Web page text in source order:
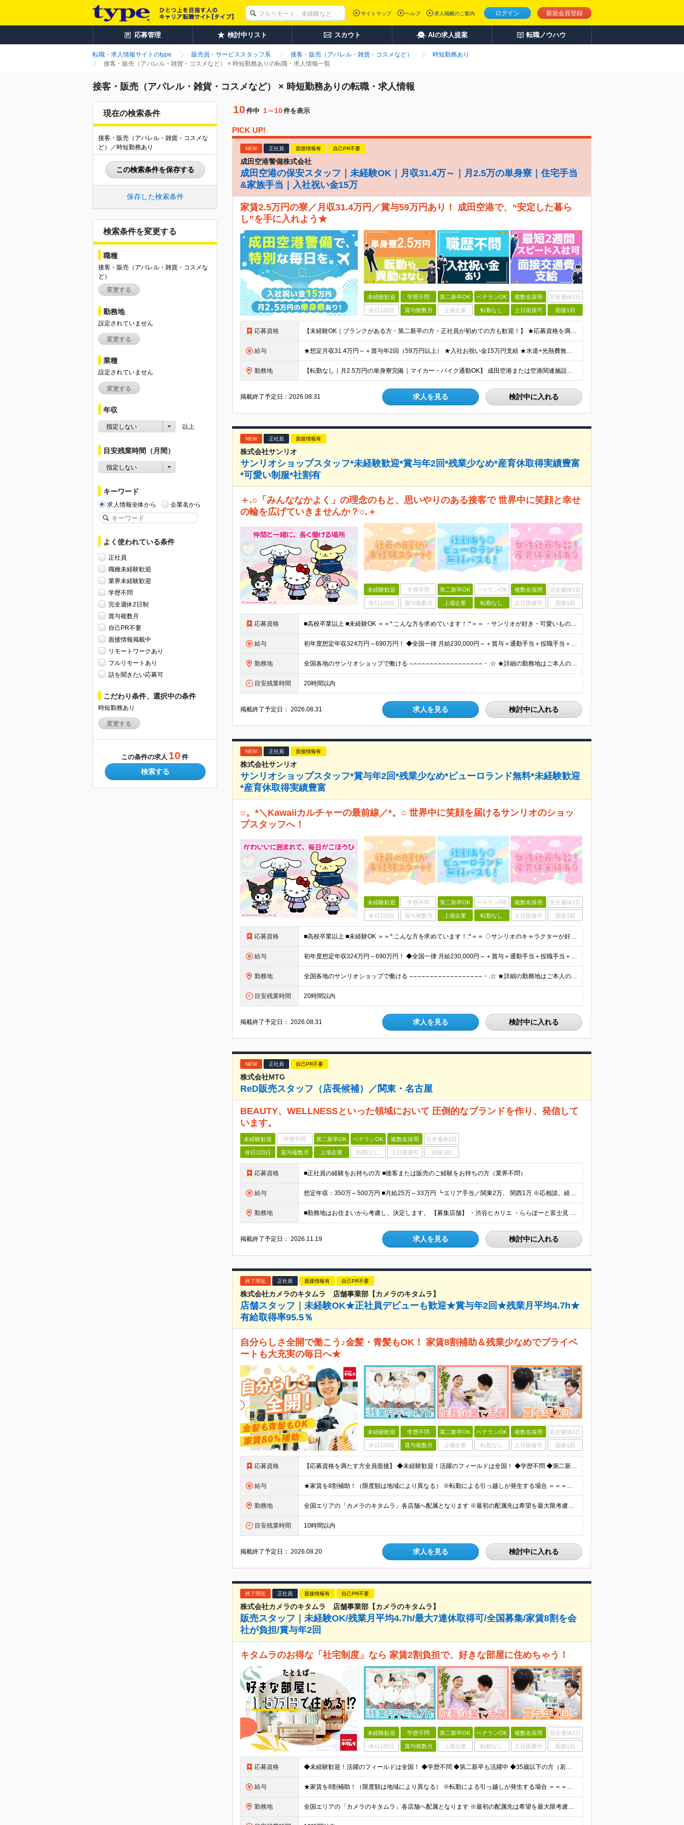
ログイン 新規会員登録
サイトマップ ヘルプ 求人掲載のご案内
応募管理 検討中リスト スカウト AIの求人提案 転職ノウハウ
転職・求人情報サイトのtype 販売員・サービススタッフ系 接客・販売（アパレル・雑貨・コスメなど）
時短勤務あり
接客・販売（アパレル・雑貨・コスメなど） × 時短勤務ありの転職・求人情報一覧
接客・販売（アパレル・雑貨・コスメなど） × 時短勤務ありの転職・求人情報
現在の検索条件
接客・販売（アパレル・雑貨・コスメな
ど）／時短勤務あり
この検索条件を保存する
保存した検索条件
検索条件を変更する
職種
接客・販売（アパレル・雑貨・コスメな
ど）
変更する
勤務地
設定されていません
変更する
業種
設定されていません
変更する
年収
指定しない 以上
目安残業時間（月間）
指定しない
キーワード
求人情報全体から 企業名から
よく使われている条件
正社員
職種未経験歓迎
業界未経験歓迎
学歴不問
完全週休2日制
賞与複数月
自己PR不要
面接情報掲載中
リモートワークあり
フルリモートあり
話を聞きたい応募可
こだわり条件、選択中の条件
時短勤務あり
変更する
この条件の求人 10 件
検索する
10 件中 1～10件を表示
PICK UP!
NEW 正社員 面接情報有 自己PR不要
成田空港警備株式会社
成田空港の保安スタッフ｜未経験OK｜月収31.4万～｜月2.5万の単身寮｜住宅手当
&家族手当｜入社祝い金15万
家賃2.5万円の寮／月収31.4万円／賞与59万円あり！ 成田空港で、“安定した暮ら
し”を手に入れよう★
未経験歓迎 学歴不問 第二新卒OK ベテランOK 複数名採用 完全週休2日
休日120日 賞与複数月 上場企業 転勤なし 土日面接可 面接1回
応募資格 【未経験OK｜ブランクがある方・第二新卒の方・正社員が初めての方も歓迎！】 ★応募資格を満たす方は面接確約！ ★20代・30代の若手スタッフも多数活躍中！ ◎58歳以下の方（長期のキャリア形成を図る
給与 ★想定月収31.4万円～＋賞与年2回（59万円以上） ★入社お祝い金15万円支給 ★水道+光熱費無料の家賃がリーズナブルな社員寮(単身寮)あり！ ★住宅手当&家族手当あり 月給24万5000円以上(
勤務地 【転勤なし｜月2.5万円の単身寮完備｜マイカー・バイク通勤OK】 成田空港または空港関連施設での勤務となります。 お住まいや希望を考慮し、千葉市美浜区・四街道市への配属となる場合もあります。 【本社
掲載終了予定日：2026.08.31 求人を見る 検討中に入れる
NEW 正社員 面接情報有
株式会社サンリオ
サンリオショップスタッフ*未経験歓迎*賞与年2回*残業少なめ*産育休取得実績豊富
*可愛い制服*社割有
＋.○「みんななかよく」の理念のもと、思いやりのある接客で 世界中に笑顔と幸せ
の輪を広げていきませんか？○.＋
未経験歓迎 学歴不問 第二新卒OK ベテランOK 複数名採用 完全週休2日
休日120日 賞与複数月 上場企業 転勤なし 土日面接可 面接1回
応募資格 ■高校卒業以上 ■未経験OK ＝＝*:こんな方を求めています！:*＝＝ ・サンリオが好き・可愛いものが好き （「実は最近のキャラクターには詳しくない…」という方も、入社後に少しずつ覚えていければ大丈
給与 初年度想定年収324万円～690万円！ ◆全国一律 月給230,000円～＋賞与＋通勤手当＋役職手当＋時間外手当 《手当充実！》 ＊昇給/年1回 ＊賞与/年2回（7月/12月） ＊通勤手当：交通費
勤務地 全国各地のサンリオショップで働ける ⌢⌢⌢⌢⌢⌢⌢⌢⌢⌢⌢⌢⌢⌢⌢⌢⌢⌢・.☆ ★詳細の勤務地はご本人の希望と面接を通じて決定いたします。 ＼以下の募集店舗は特に積極採用中！！／ ＜東京＞ ◎SA
目安残業時間 20時間以内
掲載終了予定日：2026.08.31 求人を見る 検討中に入れる
NEW 正社員 面接情報有
株式会社サンリオ
サンリオショップスタッフ*賞与年2回*残業少なめ*ピューロランド無料*未経験歓迎
*産育休取得実績豊富
○。*＼Kawaiiカルチャーの最前線／*。○ 世界中に笑顔を届けるサンリオのショッ
プスタッフへ！
未経験歓迎 学歴不問 第二新卒OK ベテランOK 複数名採用 完全週休2日
休日120日 賞与複数月 上場企業 転勤なし 土日面接可 面接1回
応募資格 ■高校卒業以上 ■未経験OK ＝＝*:こんな方を求めています！:*＝＝ ◇サンリオのキャラクターが好きな方 ◇自分のアイデアを店舗づくりに活かしたい方 ◇仕事を通してお客さまを笑顔にしたい方 ◇キャ
給与 初年度想定年収324万円～690万円！ ◆全国一律 月給230,000円～＋賞与＋通勤手当＋役職手当＋時間外手当 《手当充実！》 ＊昇給/年1回 ＊賞与/年2回（7月/12月） ＊通勤手当：交通費
勤務地 全国各地のサンリオショップで働ける ⌢⌢⌢⌢⌢⌢⌢⌢⌢⌢⌢⌢⌢⌢⌢⌢⌢⌢・.☆ ★詳細の勤務地はご本人の希望と面接を通じて決定いたします。 【募集エリア】 関東・関西（大阪・京都）・中部・九州 ※
目安残業時間 20時間以内
掲載終了予定日：2026.08.31 求人を見る 検討中に入れる
NEW 正社員 自己PR不要
株式会社MTG
ReD販売スタッフ（店長候補）／関東・名古屋
BEAUTY、WELLNESSといった領域において 圧倒的なブランドを作り、発信して
います。
未経験歓迎 学歴不問 第二新卒OK ベテランOK 複数名採用 完全週休2日
休日120日 賞与複数月 上場企業 転勤なし 土日面接可 面接1回
応募資格 ■正社員の経験をお持ちの方 ■接客または販売のご経験をお持ちの方（業界不問）
給与 想定年収：350万～500万円 ■月給25万～33万円 ┗エリア手当／関東2万、 関西1万 ※応相談。経験や能力などを考慮し、当社規定により決定します ※3ヶ月の試用期間があります。期間中の給与・
勤務地 ■勤務地はお住まいから考慮し、決定します。 【募集店舗】 ・渋谷ヒカリエ ・ららぽーと富士見 ・亀戸エリア ・名古屋エリア ・海老名エリア ・川崎エリア ・越谷エリア ・横浜エリア ・立川エリア
掲載終了予定日：2026.11.19 求人を見る 検討中に入れる
終了間近 正社員 面接情報有 自己PR不要
株式会社カメラのキタムラ 店舗事業部【カメラのキタムラ】
店舗スタッフ｜未経験OK★正社員デビューも歓迎★賞与年2回★残業月平均4.7h★
有給取得率95.5％
自分らしさ全開で働こう♪金髪・青髪もOK！ 家賃8割補助＆残業少なめでプライベ
ートも大充実の毎日へ★
未経験歓迎 学歴不問 第二新卒OK ベテランOK 複数名採用 完全週休2日
休日120日 賞与複数月 上場企業 転勤なし 土日面接可 面接1回
応募資格 【応募資格を満たす方全員面接】 ◆未経験歓迎！活躍のフィールドは全国！ ◆学歴不問 ◆第二新卒も活躍中 ◆35歳以下の方（若年層の長期キャリア形成を図るため）
給与 ★家賃を8割補助！（限度額は地域により異なる） ※転勤による引っ越しが発生する場合 ＝＝＝＝＝＝＝＝＝＝＝＝＝＝＝＝＝＝＝＝＝＝＝ 例えば、家賃7.5万円なら6万円は会社で負担。 あなたが支払うのは、
勤務地 全国エリアの「カメラのキタムラ」各店舗へ配属となります ※最初の配属先は希望を最大限考慮した上で決定します ▼詳しい勤務地住所は下記URLをご確認ください。 https://sss.kitamur
目安残業時間 10時間以内
掲載終了予定日：2026.08.20 求人を見る 検討中に入れる
終了間近 正社員 面接情報有 自己PR不要
株式会社カメラのキタムラ 店舗事業部【カメラのキタムラ】
販売スタッフ｜未経験OK/残業月平均4.7h/最大7連休取得可/全国募集/家賃8割を会
社が負担/賞与年2回
キタムラのお得な「社宅制度」なら 家賃2割負担で、好きな部屋に住めちゃう！
未経験歓迎 学歴不問 第二新卒OK ベテランOK 複数名採用 完全週休2日
休日120日 賞与複数月 上場企業 転勤なし 土日面接可 面接1回
応募資格 ◆未経験歓迎！活躍のフィールドは全国！ ◆学歴不問 ◆第二新卒も活躍中 ◆35歳以下の方（若年層の長期キャリア形成を図るため）
給与 ★家賃を8割補助！（限度額は地域により異なる） ※転勤による引っ越しが発生する場合 ＝＝＝＝＝＝＝＝＝＝＝＝＝＝＝＝＝＝＝＝＝＝＝ 例えば、家賃7.5万円なら6万円は会社で負担。 あなたが支払うのは、
勤務地 全国エリアの「カメラのキタムラ」各店舗へ配属となります ※最初の配属先は希望を最大限考慮した上で決定します ▼詳しい勤務地住所は下記URLをご確認ください。 https://sss.kitamur